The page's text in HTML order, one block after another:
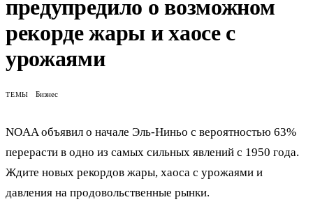
предупредило о возможном
рекорде жары и хаосе с
урожаями
ТЕМЫ Бизнес
NOAA объявил о начале Эль-Ниньо с вероятностью 63%
перерасти в одно из самых сильных явлений с 1950 года.
Ждите новых рекордов жары, хаоса с урожаями и
давления на продовольственные рынки.